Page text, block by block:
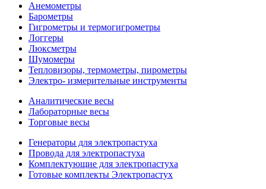
Анемометры
Барометры
Гигрометры и термогигрометры
Логгеры
Люксметры
Шумомеры
Тепловизоры, термометры, пирометры
Электро- измерительные инструменты
Аналитические весы
Лабораторные весы
Торговые весы
Генераторы для электропастуха
Провода для электропастуха
Комплектующие для электропастуха
Готовые комплекты Электропастух